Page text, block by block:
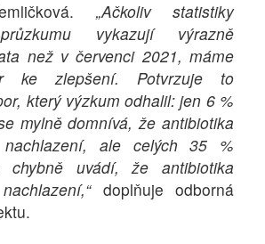
„Ačkoliv statistiky
vykazují výrazně
než v červenci 2021, máme
ke zlepšení. Potvrzuje to
který výzkum odhalil: jen 6 %
mylně domnívá, že antibiotika
ale celých 35 %
chybně uvádí, že antibiotika
doplňuje odborná